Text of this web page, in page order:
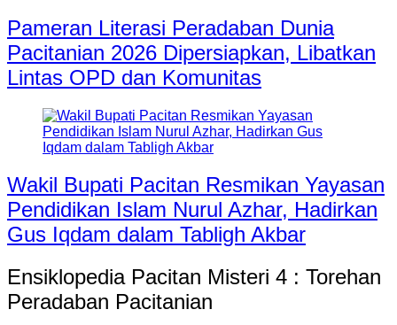
Pameran Literasi Peradaban Dunia
Pacitanian 2026 Dipersiapkan, Libatkan
Lintas OPD dan Komunitas
Wakil Bupati Pacitan Resmikan Yayasan
Pendidikan Islam Nurul Azhar, Hadirkan
Gus Iqdam dalam Tabligh Akbar
Ensiklopedia Pacitan Misteri 4 : Torehan
Peradaban Pacitanian